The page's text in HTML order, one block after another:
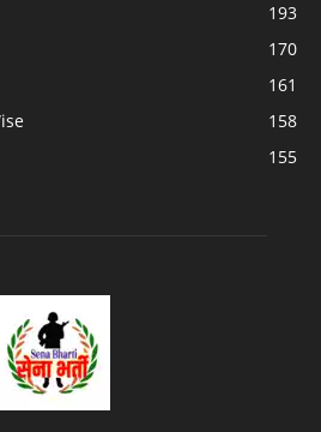
193
170
161
158
155